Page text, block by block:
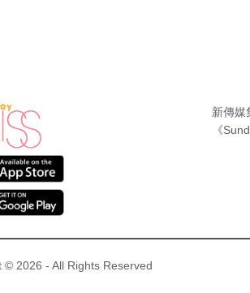
新傳媒
《
© 2026 - All Rights Reserved